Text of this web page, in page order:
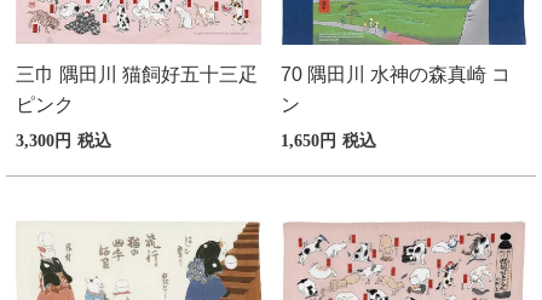
三巾 隅田川 猫飼好五十三疋
ピンク
3,300 税込
70 隅田川 水神の森真崎 コ
ン
1,650 税込